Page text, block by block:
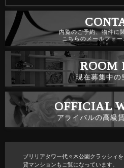
内覧のご予約、物件に
こちらのメールフォ
現在募集中の
アライバルの高級
ブリリアタワー代々木公園クラッシィ
貸マンションもご覧になっています。